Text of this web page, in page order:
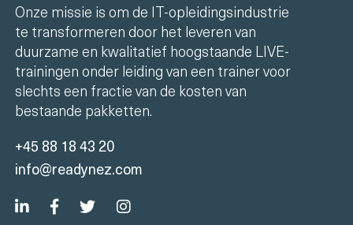
Onze missie is om de IT-opleidingsindustrie
te transformeren door het leveren van
duurzame en kwalitatief hoogstaande LIVE-
trainingen onder leiding van een trainer voor
slechts een fractie van de kosten van
bestaande pakketten.
+45 88 18 43 20
info@readynez.com